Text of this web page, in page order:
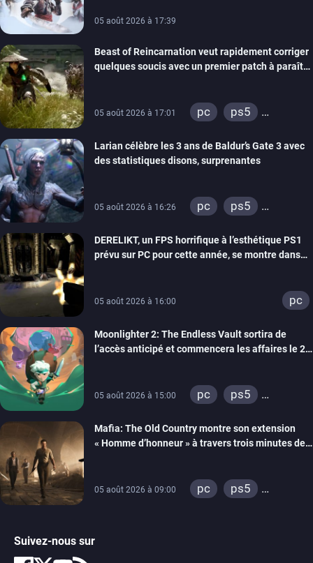
05 août 2026 à 17:39
Beast of Reincarnation veut rapidement corriger
quelques soucis avec un premier patch à paraître
05 août 2026 à 17:01 pc
ps5
Larian célèbre les 3 ans de Baldur’s Gate 3 avec
des statistiques disons, surprenantes
05 août 2026 à 16:26 pc
ps5
DERELIKT, un FPS horrifique à l’esthétique PS1
prévu sur PC pour cette année, se montre dans
05 août 2026 à 16:00 pc
Moonlighter 2: The Endless Vault sortira de
l’accès anticipé et commencera les affaires le 2
05 août 2026 à 15:00 pc
ps5
Mafia: The Old Country montre son extension
« Homme d’honneur » à travers trois minutes de
05 août 2026 à 09:00 pc
ps5
Suivez-nous sur